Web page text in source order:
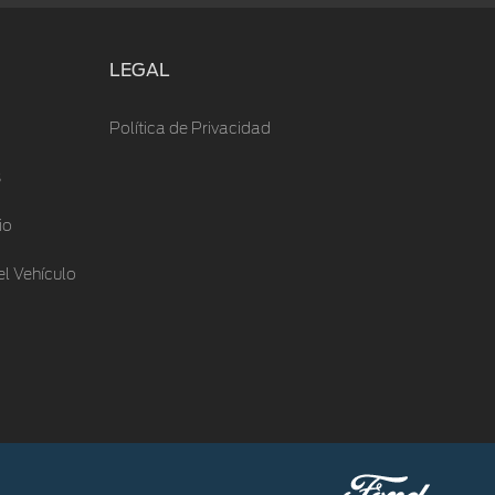
Vehículo
LEGAL
Política de Privacidad